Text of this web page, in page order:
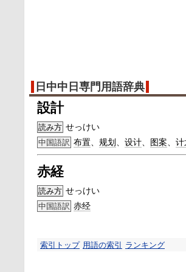
日中中日専門用語辞典
設計
読み方 せっけい
中国語訳 布置、 规划 、 设计、 图案、 计
赤経
読み方 せっけい
中国語訳 赤经
索引トップ 用語の索引 ランキング